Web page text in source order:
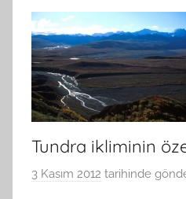
Tundra ikliminin
3 Kasım 2012 tarihinde